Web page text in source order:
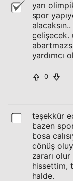
yarı
spor
gelişecek.
yardımcı
0
teşekkür
bazen
bosa
dönüş
zararı
hissettim,
halde.